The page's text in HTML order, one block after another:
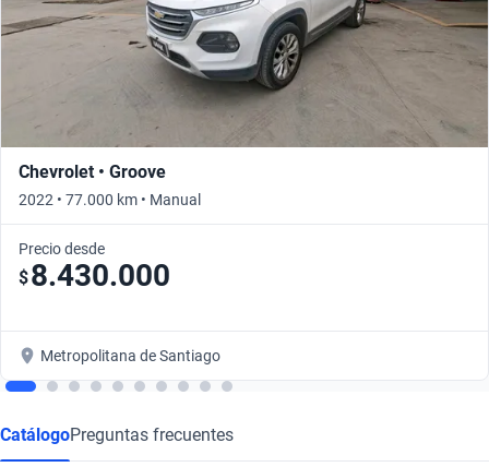
Chevrolet • Groove
2022 • 77.000 km • Manual
Precio desde
$8.430.000
Metropolitana de Santiago
CatálogoPreguntas frecuentes